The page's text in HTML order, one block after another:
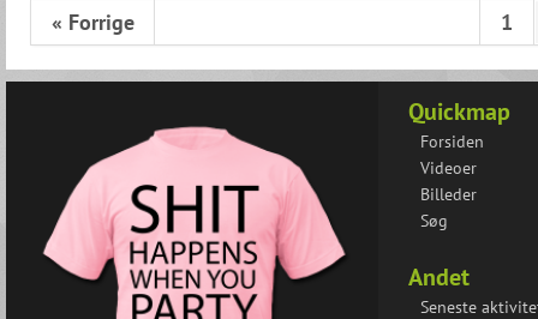
« Forrige 1
Quickmap
Forsiden
Videoer
Billeder
Søg
Andet
Seneste